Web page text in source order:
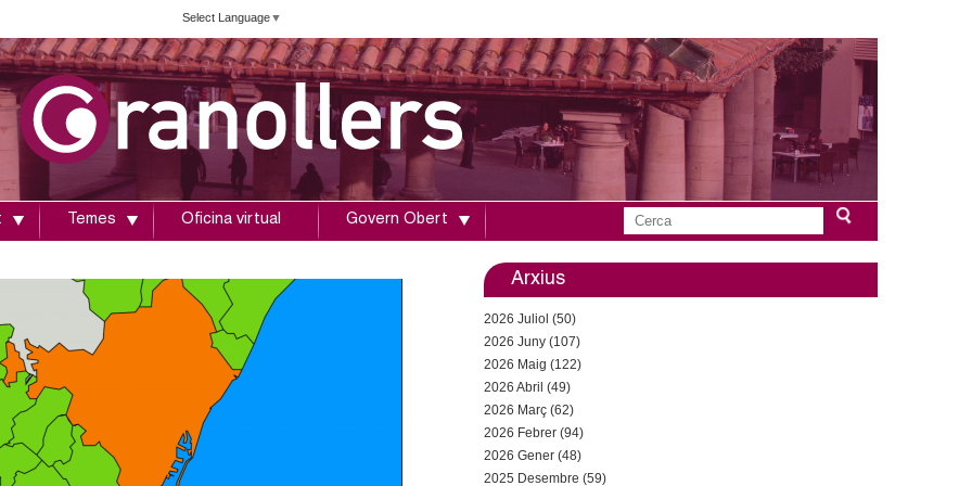
Vés
al
contingut
Select Language▼
Temes Oficina virtual Govern Obert
F
e
c
Arxius
2026 Juliol (50)
2026 Juny (107)
2026 Maig (122)
2026 Abril (49)
2026 Març (62)
2026 Febrer (94)
2026 Gener (48)
2025 Desembre (59)